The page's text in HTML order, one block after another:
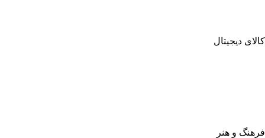
کالای دیجیتال
فرهنگ و هنر